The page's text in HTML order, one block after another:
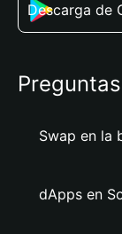
Descarga de
Swap en la
dApps en